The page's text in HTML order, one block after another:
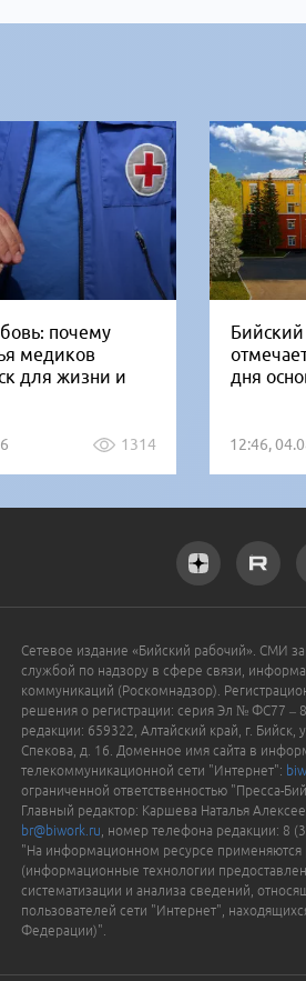
почему
медиков
для жизни и
1314
дня
12:46,
Сетевое издание «Бийский рабочий». СМИ
службой по надзору в сфере связи,
коммуникаций (Роскомнадзор).
решения о регистрации: серия Эл № ФС77 –
редакции: 659322, Алтайский край, г.
Спекова, д. 16. Доменное имя сайта в
телекоммуникационной сети "Интернет":
ограниченной ответственностью "Пресса-
Главный редактор: Каршева Наталья
br@biwork.ru , номер телефона редакции: 8
"На информационном ресурсе применяются
(информационные технологии
систематизации и анализа сведений,
пользователей сети "Интернет",
Федерации)".